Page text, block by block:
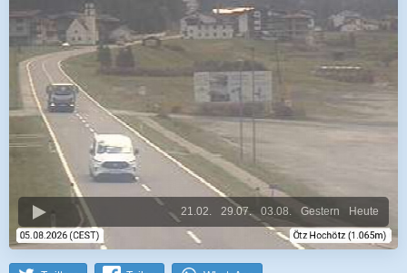
Heute
Gestern
03.08.
29.07.
21.02.